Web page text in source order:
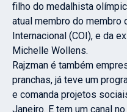
filho do medalhista
atual membro do membro
Internacional (COI), e da
Michelle Wollens.
Rajzman é também
pranchas, já teve um
e comanda projetos
Janeiro. E tem um canal